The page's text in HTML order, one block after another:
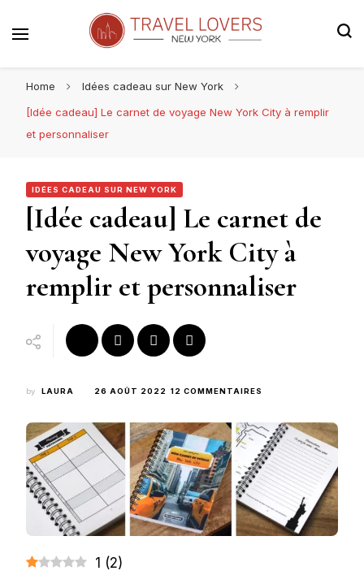
Home
Idées cadeau sur New York
[Idée cadeau] Le carnet de voyage New York City à remplir
et personnaliser
IDÉES CADEAU SUR NEW YORK
[Idée cadeau] Le carnet de
voyage New York City à
remplir et personnaliser
by LAURA 26 AOÛT 2022 12 COMMENTAIRES
LE
CARNET
DE
VOYAGE
NEW
YORK
CITY
À
1 (2)